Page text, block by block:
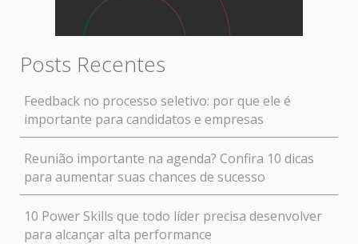
Posts Recentes
Feedback no processo seletivo: por que ele é
importante para candidatos e empresas
Reunião importante na agenda? Confira 10 dicas
para aumentar suas chances de sucesso
10 Power Skills que todo líder precisa desenvolver
para alcançar alta performance